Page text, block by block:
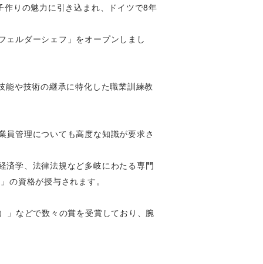
作りの魅力に引き込まれ、ドイツで8年
ェルダーシェフ」をオープンしまし
能や技術の継承に特化した職業訓練教
員管理についても高度な知識が要求さ
済学、法律法規など多岐にわたる専門
の資格が授与されます。
」などで数々の賞を受賞しており、腕